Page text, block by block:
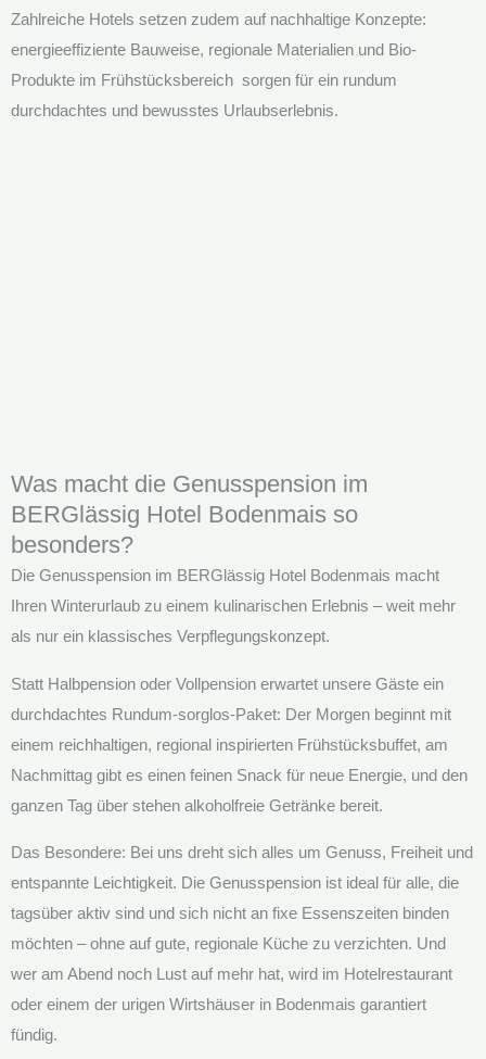
Zahlreiche Hotels setzen zudem auf nachhaltige Konzepte:
energieeffiziente Bauweise, regionale Materialien und Bio-
Produkte im Frühstücksbereich sorgen für ein rundum
durchdachtes und bewusstes Urlaubserlebnis.
Was macht die Genusspension im
BERGlässig Hotel Bodenmais so
besonders?
Die Genusspension im BERGlässig Hotel Bodenmais macht
Ihren Winterurlaub zu einem kulinarischen Erlebnis – weit mehr
als nur ein klassisches Verpflegungskonzept.
Statt Halbpension oder Vollpension erwartet unsere Gäste ein
durchdachtes Rundum-sorglos-Paket: Der Morgen beginnt mit
einem reichhaltigen, regional inspirierten Frühstücksbuffet, am
Nachmittag gibt es einen feinen Snack für neue Energie, und den
ganzen Tag über stehen alkoholfreie Getränke bereit.
Das Besondere: Bei uns dreht sich alles um Genuss, Freiheit und
entspannte Leichtigkeit. Die Genusspension ist ideal für alle, die
tagsüber aktiv sind und sich nicht an fixe Essenszeiten binden
möchten – ohne auf gute, regionale Küche zu verzichten. Und
wer am Abend noch Lust auf mehr hat, wird im Hotelrestaurant
oder einem der urigen Wirtshäuser in Bodenmais garantiert
fündig.